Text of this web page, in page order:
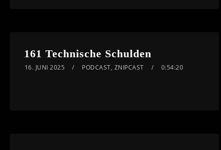
161 Technische Schulden
16. JUNI 2025 PODCAST, ZNIPCAST 0:54:20